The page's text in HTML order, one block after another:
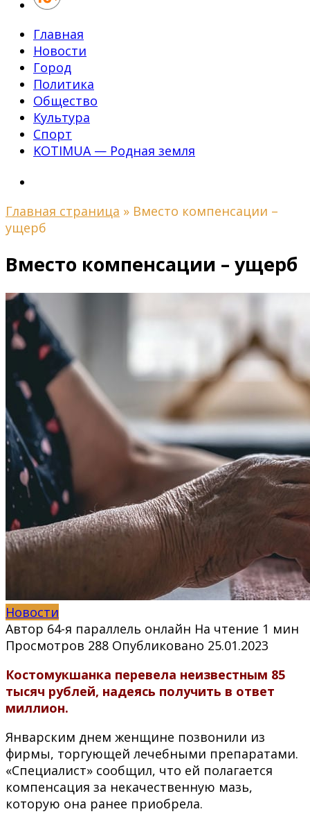
Главная
Новости
Город
Политика
Общество
Культура
Спорт
KOTIMUA — Родная земля
Главная страница » Вместо компенсации –
ущерб
Вместо компенсации – ущерб
Новости
Автор 64-я параллель онлайн На чтение 1 мин
Просмотров 288 Опубликовано 25.01.2023
Костомукшанка перевела неизвестным 85
тысяч рублей, надеясь получить в ответ
миллион.
Январским днем женщине позвонили из
фирмы, торгующей лечебными препаратами.
«Специалист» сообщил, что ей полагается
компенсация за некачественную мазь,
которую она ранее приобрела.